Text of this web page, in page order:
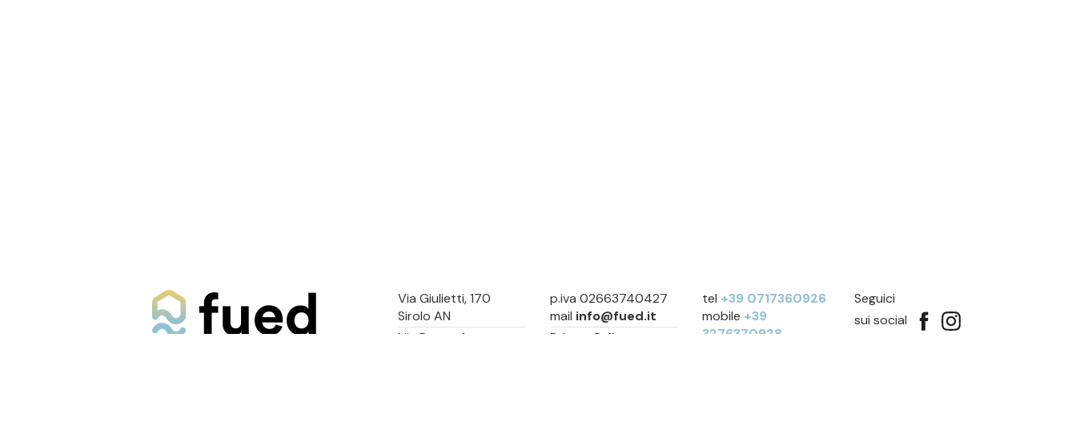
Via Giulietti, 170
Sirolo AN
Via Roma, 4
p.iva 02663740427
mail info@fued.it
Privacy Policy
tel +39 0717360926
mobile +39
3276370928
Seguici
sui social